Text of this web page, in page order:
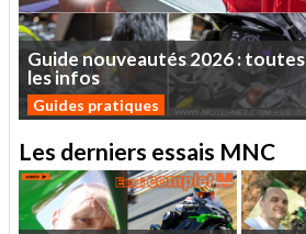
Guidenouveautés2026:toutes
lesinfos
Guides pratiques
Les derniers essais MNC